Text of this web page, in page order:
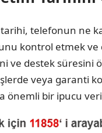
telefonun ne
kontrol etmek ve
ve destek süresini
veya garanti
önemli bir ipucu